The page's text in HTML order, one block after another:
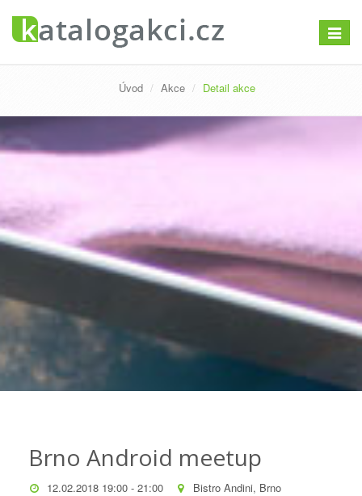
Úvod Akce Detail akce
Brno Android meetup
12.02.2018 19:00 - 21:00
Bistro Andini, Brno